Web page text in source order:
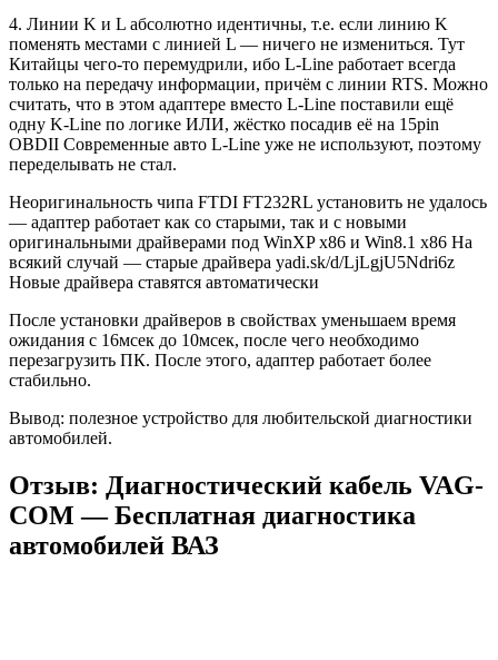
4. Линии K и L абсолютно идентичны, т.е. если линию K
поменять местами с линией L — ничего не измениться. Тут
Китайцы чего-то перемудрили, ибо L-Line работает всегда
только на передачу информации, причём с линии RTS. Можно
считать, что в этом адаптере вместо L-Line поставили ещё
одну K-Line по логике ИЛИ, жёстко посадив её на 15pin
OBDII Современные авто L-Line уже не используют, поэтому
переделывать не стал.
Неоригинальность чипа FTDI FT232RL установить не удалось
— адаптер работает как со старыми, так и с новыми
оригинальными драйверами под WinXP x86 и Win8.1 x86 На
всякий случай — старые драйвера yadi.sk/d/LjLgjU5Ndri6z
Новые драйвера ставятся автоматически
После установки драйверов в свойствах уменьшаем время
ожидания с 16мсек до 10мсек, после чего необходимо
перезагрузить ПК. После этого, адаптер работает более
стабильно.
Вывод: полезное устройство для любительской диагностики
автомобилей.
Отзыв: Диагностический кабель VAG-
COM — Бесплатная диагностика
автомобилей ВАЗ